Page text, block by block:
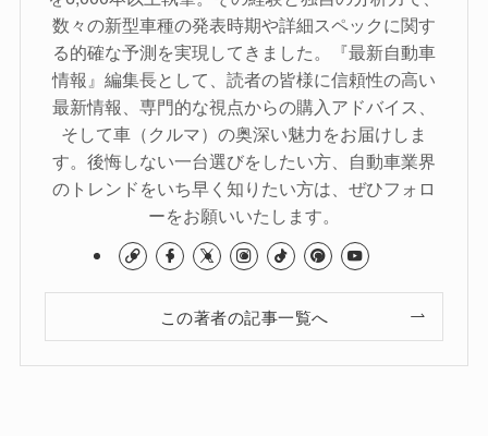
数々の新型車種の発表時期や詳細スペックに関す
る的確な予測を実現してきました。『最新自動車
情報』編集長として、読者の皆様に信頼性の高い
最新情報、専門的な視点からの購入アドバイス、
そして車（クルマ）の奥深い魅力をお届けしま
す。後悔しない一台選びをしたい方、自動車業界
のトレンドをいち早く知りたい方は、ぜひフォロ
ーをお願いいたします。
この著者の記事一覧へ